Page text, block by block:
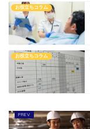
お役立ちコラム
お役立ちコラム